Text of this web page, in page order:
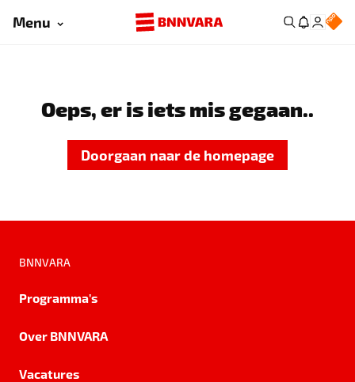
Menu
Oeps, er is iets mis gegaan..
Doorgaan naar de homepage
BNNVARA
Programma's
Over BNNVARA
Vacatures